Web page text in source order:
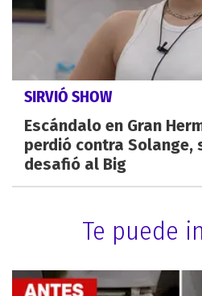
SIRVIÓ SHOW
Escándalo en Gran
perdió contra Solange,
desafió al Big
Te puede